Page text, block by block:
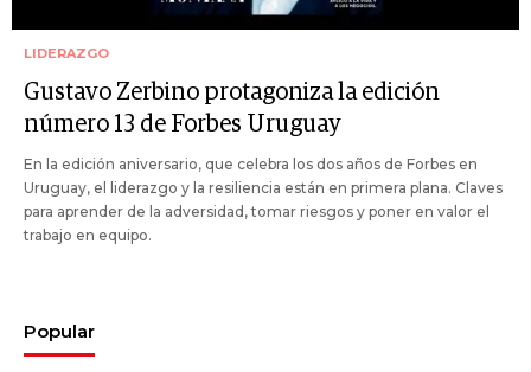
LIDERAZGO
Gustavo Zerbino protagoniza la edición
número 13 de Forbes Uruguay
En la edición aniversario, que celebra los dos años de Forbes en
Uruguay, el liderazgo y la resiliencia están en primera plana. Claves
para aprender de la adversidad, tomar riesgos y poner en valor el
trabajo en equipo.
Popular